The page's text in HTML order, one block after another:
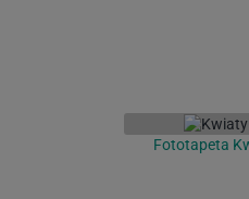
Fototapeta